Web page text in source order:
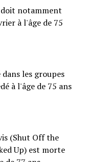
doit notamment
à l'âge de 75
les groupes
à l'âge de 75 ans
(Shut Off the
Up) est morte